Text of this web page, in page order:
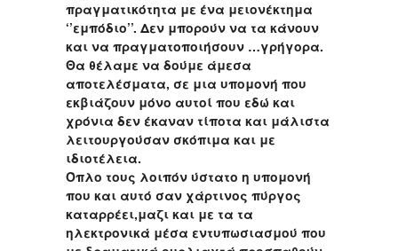
πραγματικότητα με ένα μειονέκτημα
‘’εμπόδιο’’. Δεν μπορούν να τα κάνουν
και να πραγματοποιήσουν …γρήγορα.
Θα θέλαμε να δούμε άμεσα
αποτελέσματα, σε μια υπομονή που
εκβιάζουν μόνο αυτοί που εδώ και
χρόνια δεν έκαναν τίποτα και μάλιστα
λειτουργούσαν σκόπιμα και με
ιδιοτέλεια.
Όπλο τους λοιπόν ύστατο η υπομονή
που και αυτό σαν χάρτινος πύργος
καταρρέει,μαζι και με τα τα
ηλεκτρονικά μέσα εντυπωσιασμού που